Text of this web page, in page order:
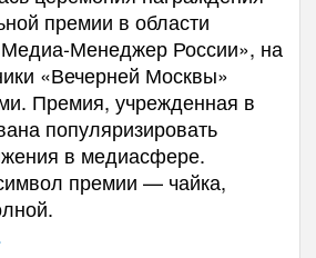
премии в области
Менеджер России», на
«Вечерней Москвы»
Премия, учрежденная в
популяризировать
в медиасфере.
премии — чайка,